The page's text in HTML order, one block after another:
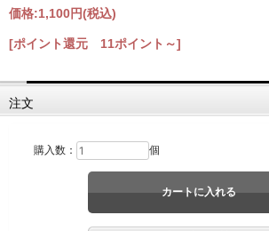
価格:1,100円(税込)
[ポイント還元 11ポイント～]
注文
購入数： 個